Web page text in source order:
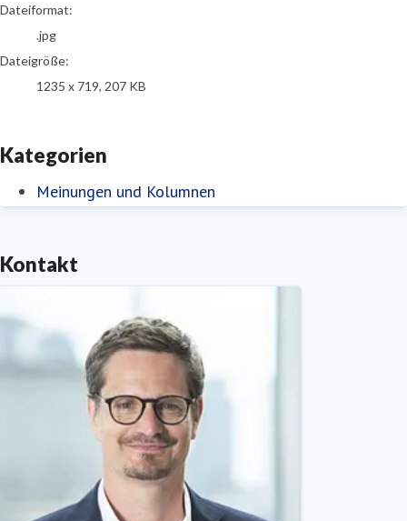
Dateiformat:
.jpg
Dateigröße:
1235 x 719, 207 KB
Kategorien
Meinungen und Kolumnen
Kontakt